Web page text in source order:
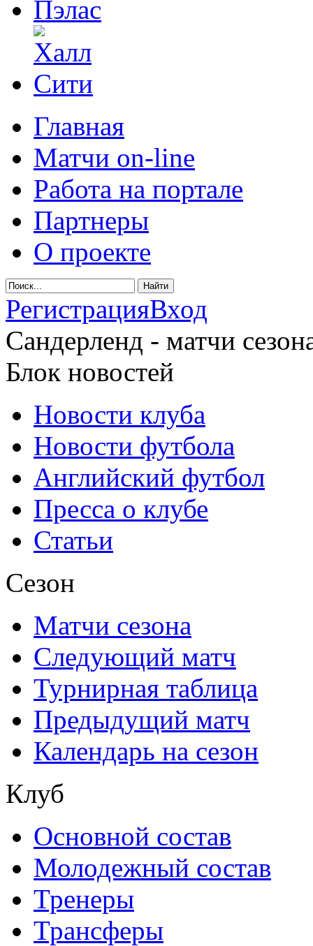
Главная
Матчи on-line
Работа на портале
Партнеры
О проекте
РегистрацияВход
Сандерленд - матчи
Блок новостей
Новости клуба
Новости футбола
Английский футбол
Пресса о клубе
Статьи
Сезон
Матчи сезона
Следующий матч
Турнирная таблица
Предыдущий матч
Календарь на сезон
Клуб
Основной состав
Молодежный состав
Тренеры
Трансферы